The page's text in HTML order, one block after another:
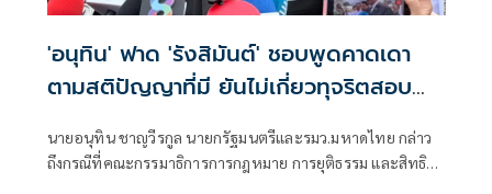
'อนุทิน' ฟาด 'รังสิมันต์' ชอบพูดคาดเดา
ตามสติปัญญาที่มี ยันไม่เกี่ยวทุจริตสอบ
นายอนุทิน ชาญวีรกูล นายกรัฐมนตรีและรมว.มหาดไทย กล่าว
ถึงกรณีที่คณะกรรมาธิการการกฎหมาย การยุติธรรม และสิทธิ